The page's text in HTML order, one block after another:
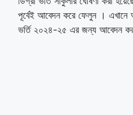
পূর্বেই আবেদন করে ফেলুন । এখানে
ভর্তি ২০২৪-২৫ এর জন্য আবেদন